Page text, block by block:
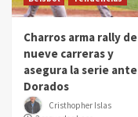
Charros arma rally de
nueve carreras y
asegura la serie ante
Dorados
Cristhopher Islas